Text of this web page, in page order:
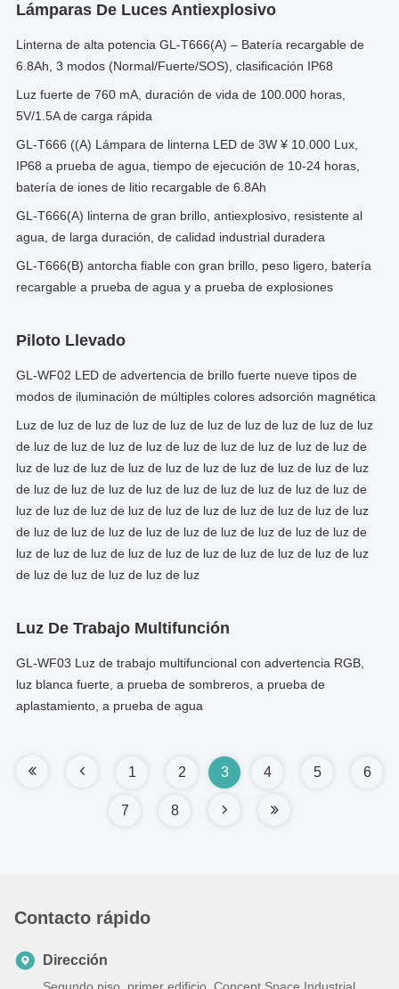
Lámparas De Luces Antiexplosivo
Linterna de alta potencia GL-T666(A) – Batería recargable de
6.8Ah, 3 modos (Normal/Fuerte/SOS), clasificación IP68
Luz fuerte de 760 mA, duración de vida de 100.000 horas,
5V/1.5A de carga rápida
GL-T666 ((A) Lámpara de linterna LED de 3W ¥ 10.000 Lux,
IP68 a prueba de agua, tiempo de ejecución de 10-24 horas,
batería de iones de litio recargable de 6.8Ah
GL-T666(A) linterna de gran brillo, antiexplosivo, resistente al
agua, de larga duración, de calidad industrial duradera
GL-T666(B) antorcha fiable con gran brillo, peso ligero, batería
recargable a prueba de agua y a prueba de explosiones
Piloto Llevado
GL-WF02 LED de advertencia de brillo fuerte nueve tipos de
modos de iluminación de múltiples colores adsorción magnética
Luz de luz de luz de luz de luz de luz de luz de luz de luz de luz
de luz de luz de luz de luz de luz de luz de luz de luz de luz de
luz de luz de luz de luz de luz de luz de luz de luz de luz de luz
de luz de luz de luz de luz de luz de luz de luz de luz de luz de
luz de luz de luz de luz de luz de luz de luz de luz de luz de luz
de luz de luz de luz de luz de luz de luz de luz de luz de luz de
luz de luz de luz de luz de luz de luz de luz de luz de luz de luz
de luz de luz de luz de luz de luz
Luz De Trabajo Multifunción
GL-WF03 Luz de trabajo multifuncional con advertencia RGB,
luz blanca fuerte, a prueba de sombreros, a prueba de
aplastamiento, a prueba de agua
1 2 3 4 5 6
7 8
Contacto rápido
Dirección